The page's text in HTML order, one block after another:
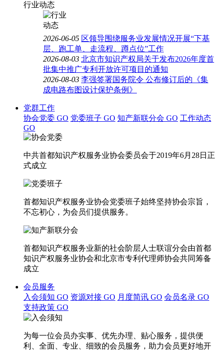
行业动态
2026-06-05 区领导围绕服务业发展情况开展“下基
层、跑工单、走流程、蹲点位”工作
2026-08-03 北京市知识产权局关于发布2026年度首
批集中推广专利开放许可项目的通知
2026-08-03 李强签署国务院令 公布修订后的《集
成电路布图设计保护条例》
党群工作
协会党委 GO 党委班子 GO 知产新联分会 GO 工作动态
GO
中共首都知识产权服务业协会委员会于2019年6月28日正
式成立
首都知识产权服务业协会党委班子始终坚持协会宗旨，
不忘初心，为会员们提供服务。
首都知识产权服务业新的社会阶层人士联谊分会由首都
知识产权服务业协会和北京市专利代理师协会共同筹备
成立
会员服务
入会须知 GO 资源对接 GO 月度简讯 GO 会员名录 GO
支持政策 GO
为每一位会员办实事、优先办理、贴心服务，提供便
利、全面、专业、细致的会员服务，助力会员更好地开